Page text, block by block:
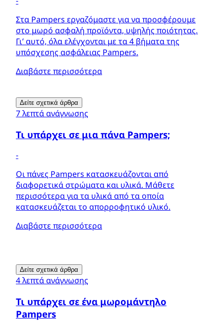
Στα Pampers εργαζόμαστε για να προσφέρουμε
στο μωρό ασφαλή προϊόντα, υψηλής ποιότητας.
Γι’ αυτό, όλα ελέγχονται με τα 4 βήματα της
υπόσχεσης ασφάλειας Pampers.
Διαβάστε περισσότερα
Δείτε σχετικά άρθρα
7 λεπτά ανάγνωσης
Τι υπάρχει σε μια πάνα Pampers;
-
Οι πάνες Pampers κατασκευάζονται από
διαφορετικά στρώματα και υλικά. Μάθετε
περισσότερα για τα υλικά από τα οποία
κατασκευάζεται το απορροφητικό υλικό.
Διαβάστε περισσότερα
Δείτε σχετικά άρθρα
4 λεπτά ανάγνωσης
Τι υπάρχει σε ένα μωρομάντηλο
Pampers